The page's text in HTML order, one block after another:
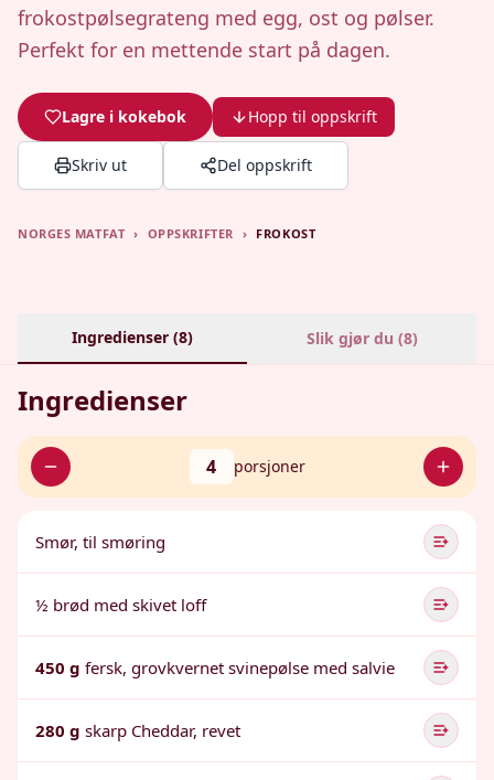
frokostpølsegrateng med egg, ost og pølser.
Perfekt for en mettende start på dagen.
Lagre i kokebok Hopp til oppskrift
Skriv ut Del oppskrift
NORGES MATFAT › OPPSKRIFTER › FROKOST
Ingredienser (8) Slik gjør du (8)
Ingredienser
4 porsjoner
Smør, til smøring
½ brød med skivet loff
450 g fersk, grovkvernet svinepølse med salvie
280 g skarp Cheddar, revet